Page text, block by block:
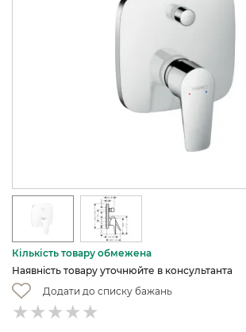
Кількість товару обмежена
Наявність товару уточнюйте в консультанта
Додати до списку бажань